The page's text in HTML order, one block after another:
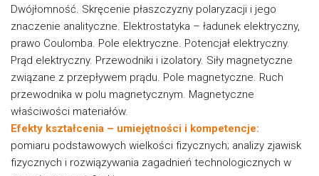
Dwójłomność. Skręcenie płaszczyzny polaryzacji i jego
znaczenie analityczne. Elektrostatyka – ładunek elektryczny,
prawo Coulomba. Pole elektryczne. Potencjał elektryczny.
Prąd elektryczny. Przewodniki i izolatory. Siły magnetyczne
związane z przepływem prądu. Pole magnetyczne. Ruch
przewodnika w polu magnetycznym. Magnetyczne
właściwości materiałów.
Efekty kształcenia – umiejętności i kompetencje:
pomiaru podstawowych wielkości fizycznych; analizy zjawisk
fizycznych i rozwiązywania zagadnień technologicznych w